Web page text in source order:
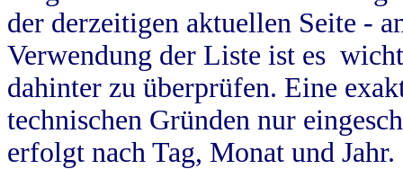
der derzeitigen aktuellen Seite -
Verwendung der Liste ist es
dahinter zu überprüfen. Eine
technischen Gründen nur
erfolgt nach Tag, Monat und Jahr.